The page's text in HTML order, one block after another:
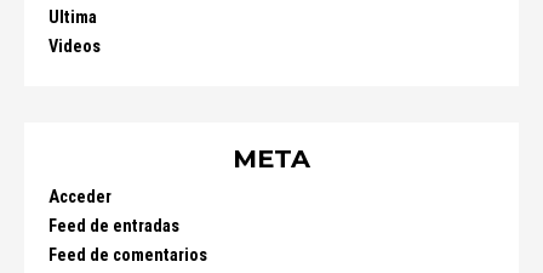
Ultima
Videos
META
Acceder
Feed de entradas
Feed de comentarios